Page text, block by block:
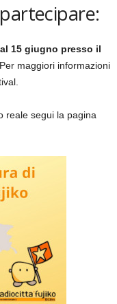
15 giugno presso il
maggiori informazioni
reale segui la pagina